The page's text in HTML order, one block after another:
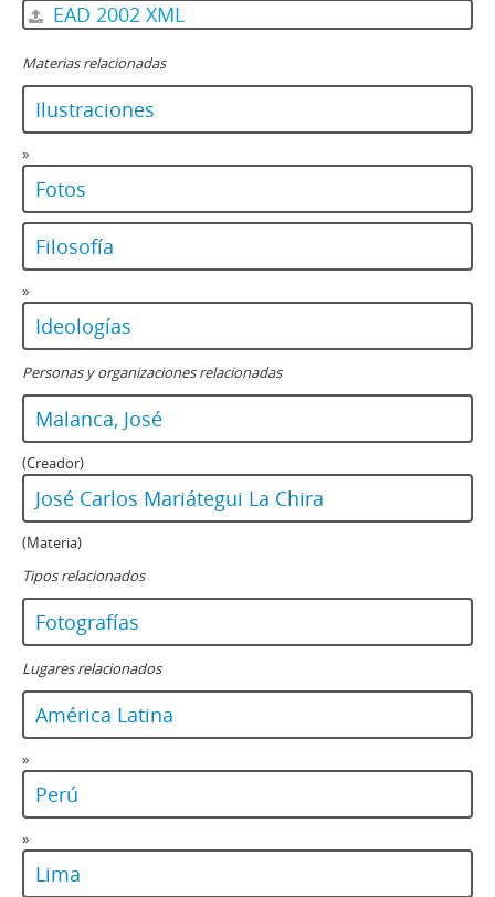
EAD 2002 XML
Materias relacionadas
Ilustraciones
»
Fotos
Filosofía
»
Ideologías
Personas y organizaciones relacionadas
Malanca, José
(Creador)
José Carlos Mariátegui La Chira
(Materia)
Tipos relacionados
Fotografías
Lugares relacionados
América Latina
»
Perú
»
Lima